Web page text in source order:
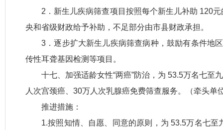
2．新生儿疾病筛查项目按照每个新生儿补助 120
央和省级财政给予补助，不足部分由市县财政承担。
3．逐步扩大新生儿疾病筛查病种，鼓励有条件地
传性耳聋基因检测等项目。
十七、加强适龄女性“两癌”防治，为 53.5万名七
人次宫颈癌、30万人次乳腺癌免费筛查服务。（牵头
推进措施：
1.按照知情、自愿、同意的原则，为 53.5万名七